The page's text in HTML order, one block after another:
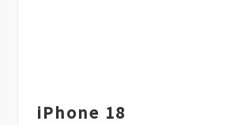
iPhone 18